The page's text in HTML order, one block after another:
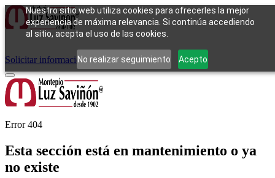
Nuestro sitio web utiliza cookies para ofrecerles la mejor
experiencia de máxima relevancia. Si continúa accediendo
al sitio, acepta el uso de las cookies.
No realizar seguimiento Acepto
Cómo funcionaTipos de empeñoCompraContacto
Solicitar información Iniciar sesión
Error 404
Esta sección está en mantenimiento o ya
no existe